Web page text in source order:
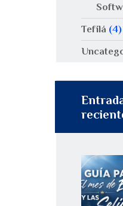
Tefilá (4)